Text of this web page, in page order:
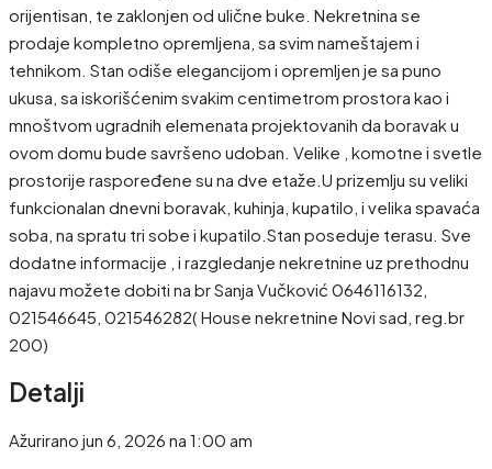
orijentisan, te zaklonjen od ulične buke. Nekretnina se
prodaje kompletno opremljena, sa svim nameštajem i
tehnikom. Stan odiše elegancijom i opremljen je sa puno
ukusa, sa iskorišćenim svakim centimetrom prostora kao i
mnoštvom ugradnih elemenata projektovanih da boravak u
ovom domu bude savršeno udoban. Velike , komotne i svetle
prostorije raspoređene su na dve etaže.U prizemlju su veliki
funkcionalan dnevni boravak, kuhinja, kupatilo, i velika spavaća
soba, na spratu tri sobe i kupatilo.Stan poseduje terasu. Sve
dodatne informacije , i razgledanje nekretnine uz prethodnu
najavu možete dobiti na br Sanja Vučković 0646116132,
021546645, 021546282( House nekretnine Novi sad, reg.br
200)
Detalji
Ažurirano jun 6, 2026 na 1:00 am